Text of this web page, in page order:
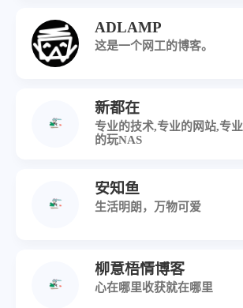
ADLAMP
这是一个网工的博客。
新都在
专业的技术,专业的网站,专
的玩NAS
安知鱼
生活明朗，万物可爱
柳意梧情博客
心在哪里收获就在哪里